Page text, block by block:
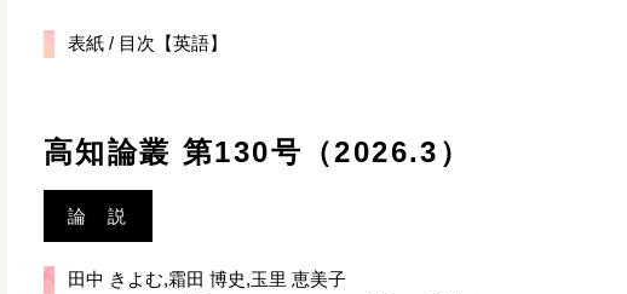
表紙 / 目次【英語】
高知論叢 第130号（2026.3）
論 説
田中 きよむ,霜田 博史,玉里 恵美子